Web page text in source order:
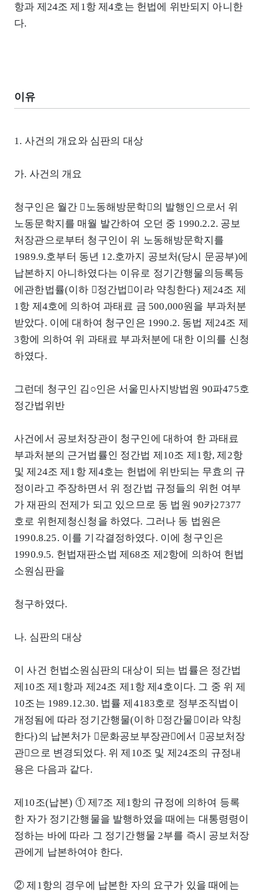
항과 제24조 제1항 제4호는 헌법에 위반되지 아니한
다.
이유
1. 사건의 개요와 심판의 대상
가. 사건의 개요
청구인은 월간 󰡒노동해방문학󰡓의 발행인으로서 위
노동문학지를 매월 발간하여 오던 중 1990.2.2. 공보
처장관으로부터 청구인이 위 노동해방문학지를
1989.9.호부터 동년 12.호까지 공보처(당시 문공부)에
납본하지 아니하였다는 이유로 정기간행물의등록등
에관한법률(이하 󰡒정간법󰡓이라 약칭한다) 제24조 제
1항 제4호에 의하여 과태료 금 500,000원을 부과처분
받았다. 이에 대하여 청구인은 1990.2. 동법 제24조 제
3항에 의하여 위 과태료 부과처분에 대한 이의를 신청
하였다.
그런데 청구인 김○인은 서울민사지방법원 90파475호
정간법위반
사건에서 공보처장관이 청구인에 대하여 한 과태료
부과처분의 근거법률인 정간법 제10조 제1항, 제2항
및 제24조 제1항 제4호는 헌법에 위반되는 무효의 규
정이라고 주장하면서 위 정간법 규정들의 위헌 여부
가 재판의 전제가 되고 있으므로 동 법원 90카27377
호로 위헌제청신청을 하였다. 그러나 동 법원은
1990.8.25. 이를 기각결정하였다. 이에 청구인은
1990.9.5. 헌법재판소법 제68조 제2항에 의하여 헌법
소원심판을
청구하였다.
나. 심판의 대상
이 사건 헌법소원심판의 대상이 되는 법률은 정간법
제10조 제1항과 제24조 제1항 제4호이다. 그 중 위 제
10조는 1989.12.30. 법률 제4183호로 정부조직법이
개정됨에 따라 정기간행물(이하 󰡒정간물󰡓이라 약칭
한다)의 납본처가 󰡒문화공보부장관󰡓에서 󰡒공보처장
관󰡓으로 변경되었다. 위 제10조 및 제24조의 규정내
용은 다음과 같다.
제10조(납본) ① 제7조 제1항의 규정에 의하여 등록
한 자가 정기간행물을 발행하였을 때에는 대통령령이
정하는 바에 따라 그 정기간행물 2부를 즉시 공보처장
관에게 납본하여야 한다.
② 제1항의 경우에 납본한 자의 요구가 있을 때에는